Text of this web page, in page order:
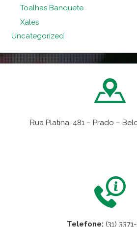
Toalhas Banquete
Xales
Uncategorized
Rua Platina, 481 – Prado –
Telefone: (31)